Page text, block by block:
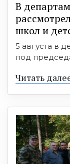
В
школ и
5 августа в
под
Читать